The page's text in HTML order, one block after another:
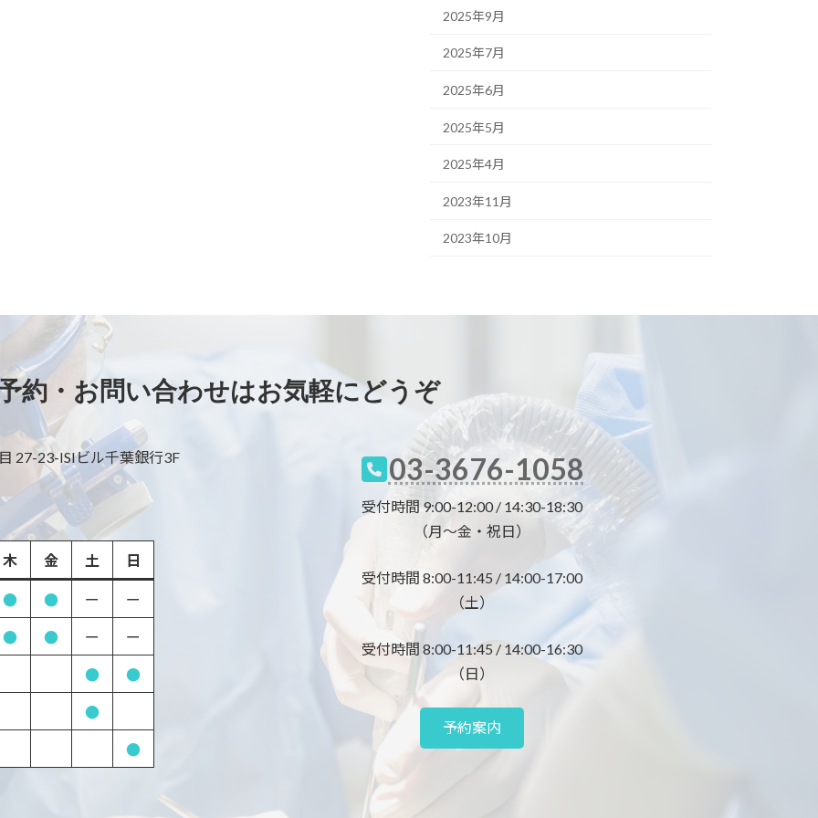
2025年9月
2025年7月
2025年6月
2025年5月
2025年4月
2023年11月
2023年10月
約・お問い合わせはお気軽にどうぞ
27-23-ISIビル千葉銀行3F
木 金 土 日
● ● ー ー
● ● ー ー
● ●
●
●
03-3676-1058
受付時間 9:00-12:00 / 14:30-18:30
（月～金・祝日）
受付時間 8:00-11:45 / 14:00-17:00
（土）
受付時間 8:00-11:45 / 14:00-16:30
（日）
予約案内